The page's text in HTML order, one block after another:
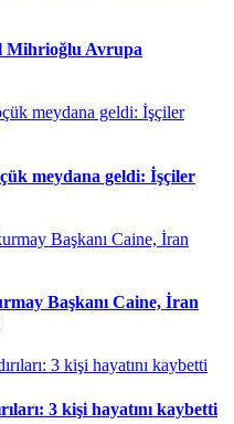
Mihrioğlu Avrupa
meydana geldi: İşçiler
Başkanı Caine, İran
3 kişi hayatını kaybetti